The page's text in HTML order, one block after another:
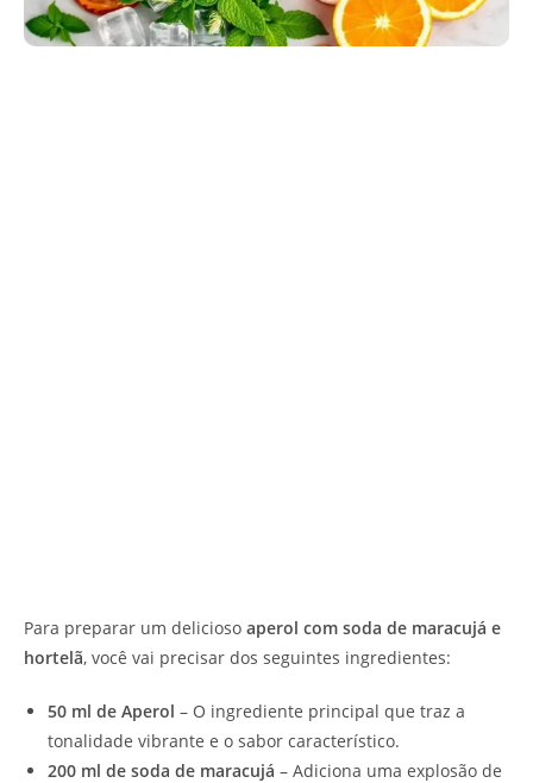
Para preparar um delicioso aperol com soda de maracujá e
hortelã, você vai precisar dos seguintes ingredientes:
50 ml de Aperol – O ingrediente principal que traz a
tonalidade vibrante e o sabor característico.
200 ml de soda de maracujá – Adiciona uma explosão de